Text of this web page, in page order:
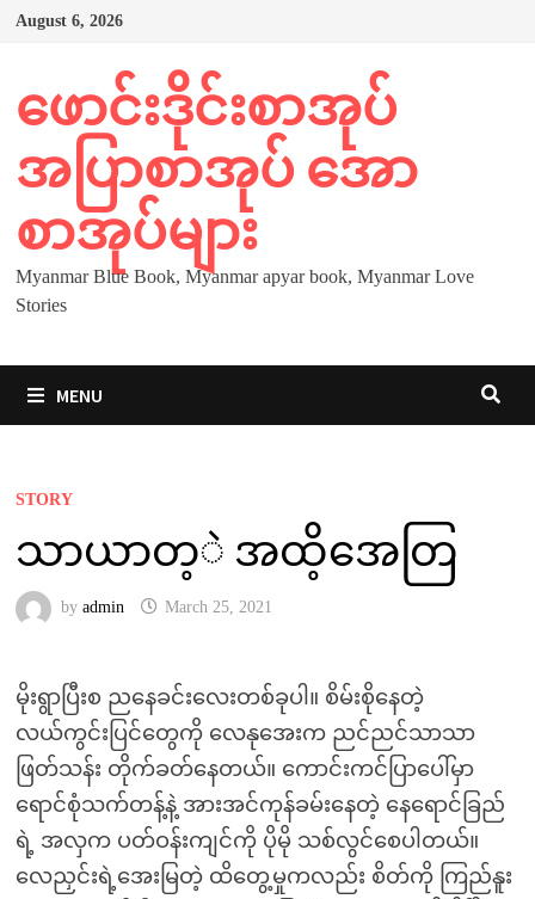
Skip
August 6, 2026
ဖောင်းဒိုင်းစာအုပ်
အပြာစာအုပ် အော
စာအုပ်များ
Myanmar Blue Book, Myanmar apyar book, Myanmar Love
Stories
MENU
STORY
သာယာတ့ဲ အထိ့အေတြ
by admin March 25, 2021
မိုးရွာပြီးစ ညနေခင်းလေးတစ်ခုပါ။ စိမ်းစိုနေတဲ့
လယ်ကွင်းပြင်တွေကို လေနုအေးက ညင်ညင်သာသာ
ဖြတ်သန်း တိုက်ခတ်နေတယ်။ ကောင်းကင်ပြာပေါ်မှာ
ရောင်စုံသက်တန့်နဲ့ အားအင်ကုန်ခမ်းနေတဲ့ နေရောင်ခြည်
ရဲ့ အလှက ပတ်ဝန်းကျင်ကို ပိုမို သစ်လွင်စေပါတယ်။
လေညှင်းရဲ့အေးမြတဲ့ ထိတွေ့မှုကလည်း စိတ်ကို ကြည်နူး